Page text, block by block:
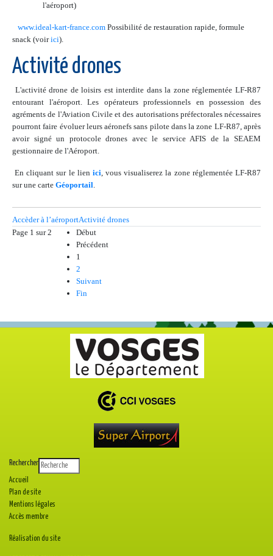
l'aéroport)
www.ideal-kart-france.com Possibilité de restauration rapide, formule
snack (voirici).
Activité drones
L'activité drone de loisirs est interdite dans la zone réglementée LF-R87
entourant l'aéroport. Les opérateurs professionnels en possession des
agréments de l'Aviation Civile et des autorisations préfectorales nécessaires
pourront faire évoluer leurs aéronefs sans pilote dans la zone LF-R87, après
avoir signé un protocole drones avec le service AFIS de la SEAEM
gestionnaire de l'Aéroport.
En cliquant sur le lien ici, vous visualiserez la zone réglementée LF-R87
sur une carte Géoportail.
Accèder à l’aéroportActivité drones
Page 1 sur 2
Début
Précédent
1
2
Suivant
Fin
Rechercher
Accueil
Plan de site
Mentions légales
Accès membre
Réalisation du site